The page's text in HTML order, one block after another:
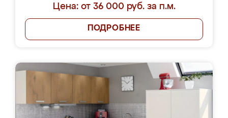
Цена: от 36 000 руб. за п.м.
ПОДРОБНЕЕ